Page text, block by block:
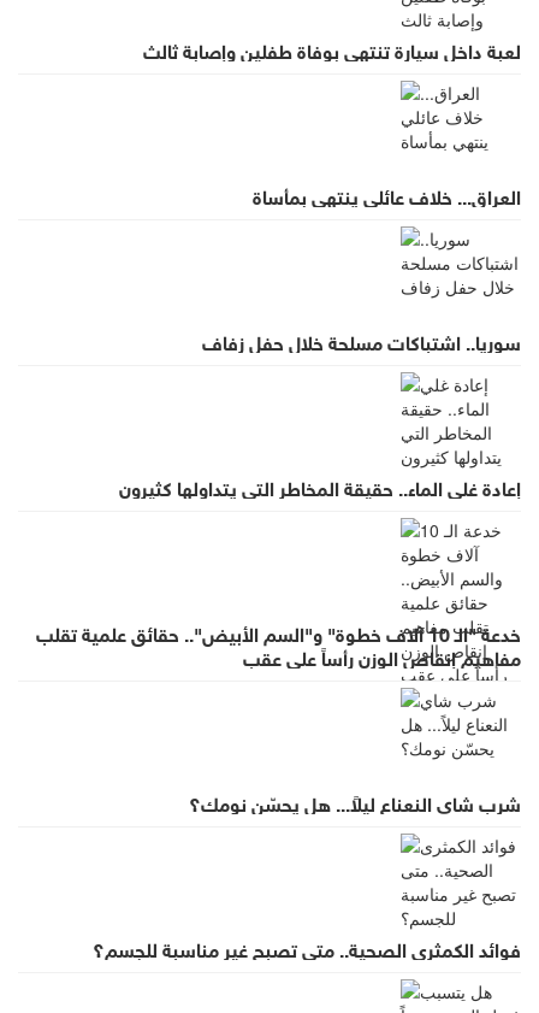
لعبة داخل سيارة تنتهي بوفاة طفلين وإصابة ثالث
العراق... خلاف عائلي ينتهي بمأساة
سوريا.. اشتباكات مسلحة خلال حفل زفاف
إعادة غلي الماء.. حقيقة المخاطر التي يتداولها كثيرون
خدعة "الـ 10 آلاف خطوة" و"السم الأبيض".. حقائق علمية تقلب
مفاهيم إنقاص الوزن رأساً على عقب
شرب شاي النعناع ليلاً... هل يحسّن نومك؟
فوائد الكمثرى الصحية.. متى تصبح غير مناسبة للجسم؟